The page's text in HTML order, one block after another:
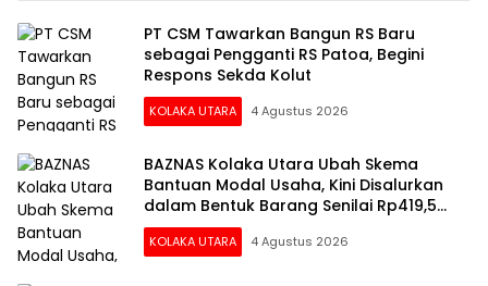
PT CSM Tawarkan Bangun RS Baru
sebagai Pengganti RS Patoa, Begini
Respons Sekda Kolut
KOLAKA UTARA 4 Agustus 2026
BAZNAS Kolaka Utara Ubah Skema
Bantuan Modal Usaha, Kini Disalurkan
dalam Bentuk Barang Senilai Rp419,5
Juta
KOLAKA UTARA 4 Agustus 2026